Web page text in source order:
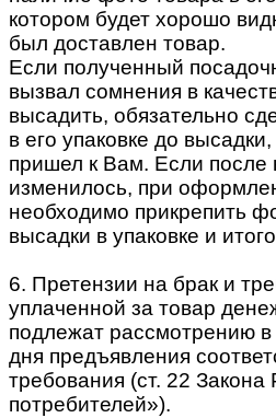
котором будет хорошо
был доставлен товар.
Если полученный
вызвал сомнения в
высадить, обязательно
в его упаковке до
пришел к Вам. Если после
изменилось, при
необходимо прикрепить
высадки в упаковке и
6. Претензии на брак и
уплаченной за товар
подлежат рассмотрению
дня предъявления
требования (ст. 22
потребителей»).